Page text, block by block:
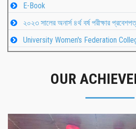
E-Book
২০২৩ সালের অনার্স ৪র্থ বর্ষ পরীক্ষার
University Women's Federation
OUR